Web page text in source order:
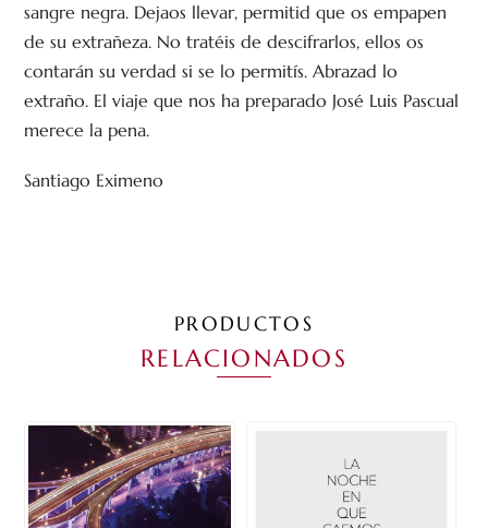
sangre negra. Dejaos llevar, permitid que os empapen
de su extrañeza. No tratéis de descifrarlos, ellos os
contarán su verdad si se lo permitís. Abrazad lo
extraño. El viaje que nos ha preparado José Luis Pascual
merece la pena.
Santiago Eximeno
PRODUCTOS
RELACIONADOS